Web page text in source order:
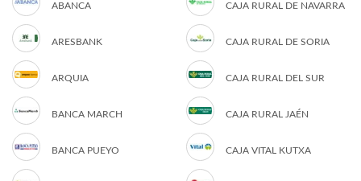
ABANCA
ARESBANK
ARQUIA
BANCA MARCH
BANCA PUEYO
CAJA RURAL DE NAVARRA
CAJA RURAL DE SORIA
CAJA RURAL DEL SUR
CAJA RURAL JAÉN
CAJA VITAL KUTXA